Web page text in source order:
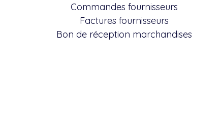
Commandes fournisseurs
Factures fournisseurs
Bon de réception marchandises